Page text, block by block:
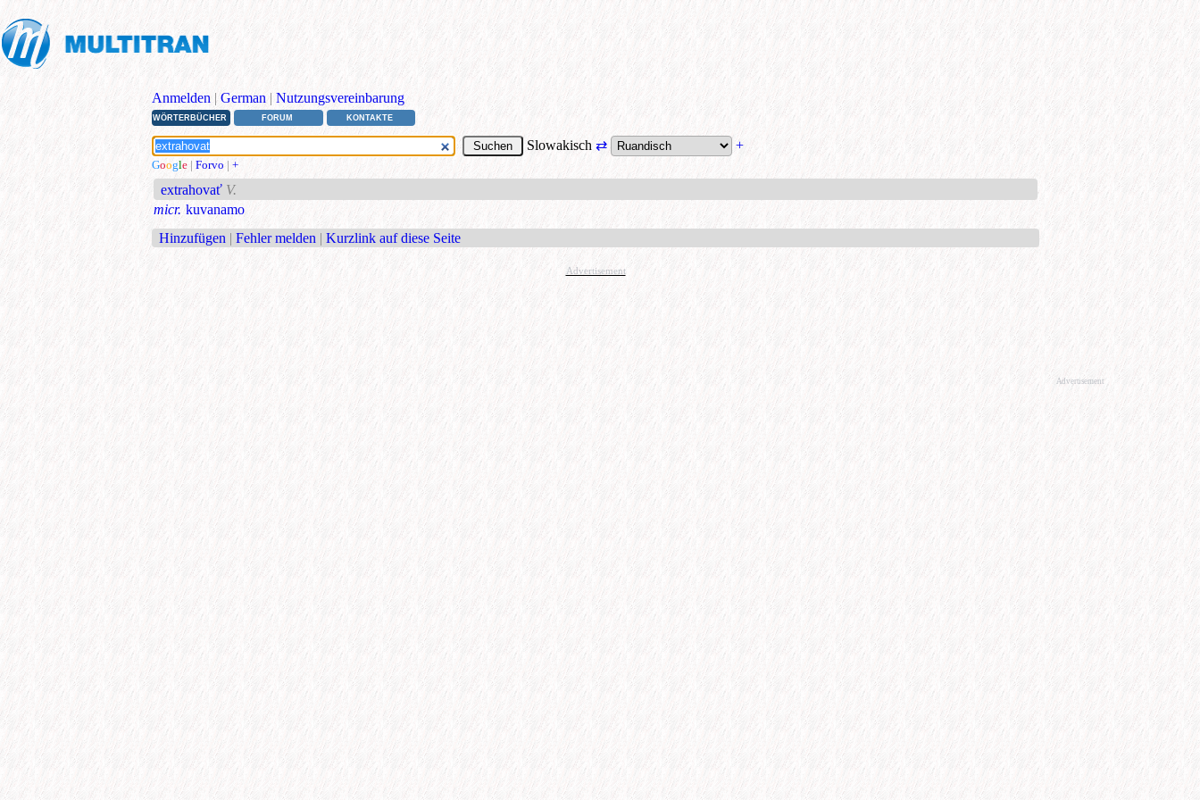
Anmelden | German | Nutzungsvereinbarung
WÖRTERBÜCHER FORUM KONTAKTE
Slowakisch ⇄ +
Google | Forvo | +
extrahovať V.
micr. kuvanamo
Hinzufügen | Fehler melden | Kurzlink auf diese Seite
Advertisement
Advertisement